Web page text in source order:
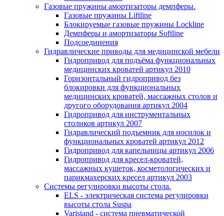
Газовые пружины амортизаторы демпферы.
Газовые пружины Liftline
Блокируемые газовые пружины Lockline
Демпферы и амортизаторы Softline
Подсоединения
Гидравлические приводы для медицинской мебели
Гидропривод для подъёма функциональных
медицинских кроватей артикул 2010
Горизонтальный гидропривод без
блокировки для функциональных
медицинских кроватей, массажных столов и
другого оборудования артикул 2004
Гидропривод для инструментальных
столиков артикул 2007
Гидравлический подъемник для носилок и
функциональных кроватей артикул 2012
Гидропривод для капельницы артикул 2006
Гидропривод для кресел-кроватей,
массажных кушеток, косметологических и
парикмахерских кресел артикул 2003
Системы регулировки высоты стола.
ELS - электрическая система регулировки
высоты стола Suspa
Varistand - система пневматической